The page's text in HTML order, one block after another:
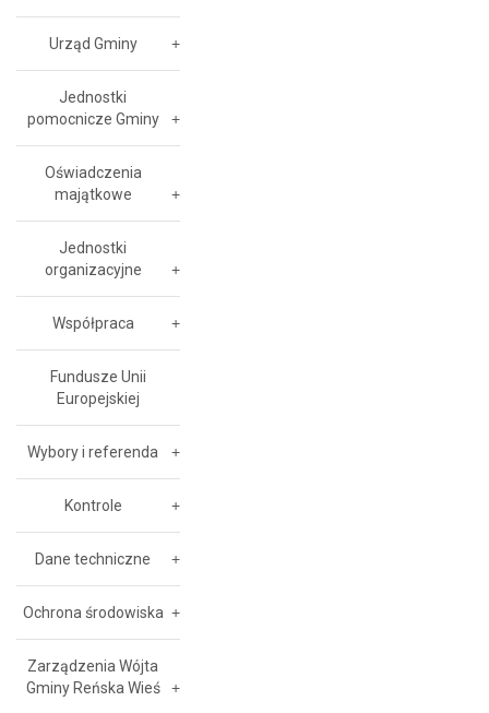
Urząd Gminy
Jednostki
pomocnicze Gminy
Oświadczenia
majątkowe
Jednostki
organizacyjne
Współpraca
Fundusze Unii
Europejskiej
Wybory i referenda
Kontrole
Dane techniczne
Ochrona środowiska
Zarządzenia Wójta
Gminy Reńska Wieś